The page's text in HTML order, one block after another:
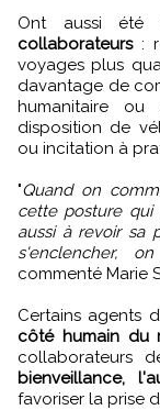
Ont aussi été
collaborateurs:
voyages plus
davantage de
humanitaire
disposition de
ou incitation à
"Quand on
cette posture qui
aussi à revoir sa
s'enclencher,
commenté Marie
Certains agents
côté humain du
collaborateurs
bienveillance,
favoriser la prise